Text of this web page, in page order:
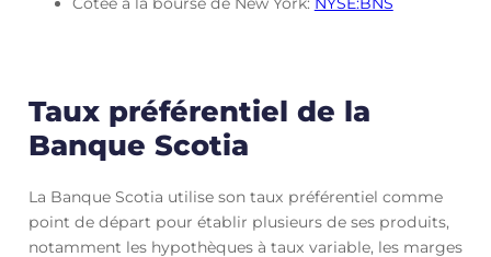
Taux préférentiel de la
Banque Scotia
La Banque Scotia utilise son taux préférentiel comme
point de départ pour établir plusieurs de ses produits,
notamment les hypothèques à taux variable, les marges